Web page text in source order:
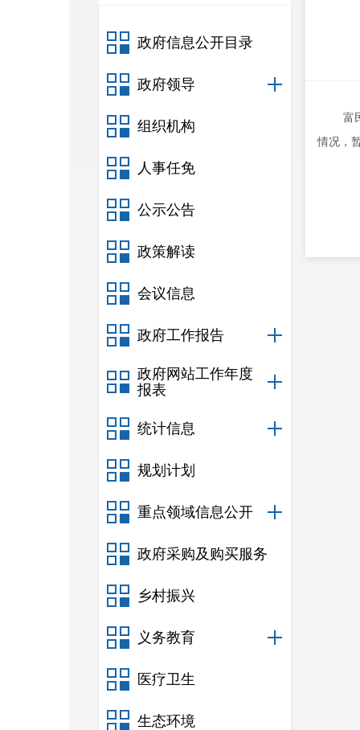
政府信息公开目录
政府领导
组织机构
人事任免
公示公告
政策解读
会议信息
政府工作报告
政府网站工作年度
报表
统计信息
规划计划
重点领域信息公开
政府采购及购买服务
乡村振兴
义务教育
医疗卫生
生态环境
富
情况，